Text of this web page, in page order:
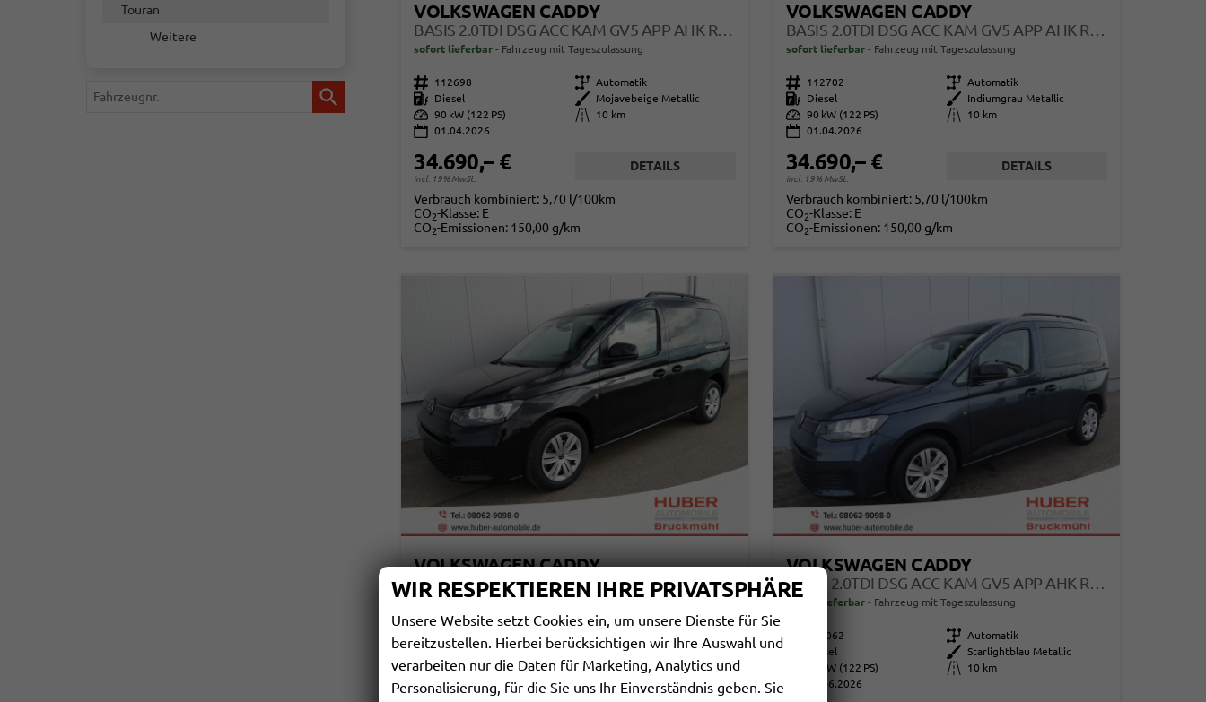
VOLKSWAGEN CADDY
BASIS 2.0TDI DSG ACC KAM GV5 APP AHK RELING
sofort lieferbar Fahrzeug mit Tageszulassung
Fahrzeugnr. 112698 Getriebe Automatik
Kraftstoff
Diesel Außenfarbe
Mojavebeige Metallic
Leistung 90 kW (122 PS) Kilometerstand
10 km
01.04.2026
34.690,– €
incl. 19% MwSt.
DETAILS
Verbrauch kombiniert: 5,70 l/100km
CO2-Klasse: E
CO2-Emissionen: 150,00 g/km
VOLKSWAGEN CADDY
BASIS 2.0TDI DSG ACC KAM GV5 APP AHK RELING
sofort lieferbar Fahrzeug mit Tageszulassung
Fahrzeugnr. 112702 Getriebe Automatik
Kraftstoff
Diesel Außenfarbe
Indiumgrau Metallic
Leistung 90 kW (122 PS) Kilometerstand
10 km
01.04.2026
34.690,– €
incl. 19% MwSt.
DETAILS
Verbrauch kombiniert: 5,70 l/100km
CO2-Klasse: E
CO2-Emissionen: 150,00 g/km
VOLKSWAGEN CADDY
BASIS 2.0TDI DSG ACC KAM GV5 APP AHK RELING
Fahrzeugnr. 114114 Getriebe
Automatik
Kraftstoff Diesel Außenfarbe Deep Black Perleffekt
Leistung 90 kW (122 PS) Kilometerstand 10 km
01.05.2026
VOLKSWAGEN CADDY
BASIS 2.0TDI DSG ACC KAM GV5 APP AHK RELING
sofort lieferbar Fahrzeug mit Tageszulassung
115062 Getriebe Automatik
Diesel Außenfarbe
Starlightblau Metallic
90 kW (122 PS) Kilometerstand
10 km
01.06.2026
Touran
Weitere
Fahrzeugnr.
WIR RESPEKTIEREN IHRE PRIVATSPHÄRE
Unsere Website setzt Cookies ein, um unsere Dienste für Sie
bereitzustellen. Hierbei berücksichtigen wir Ihre Auswahl und
verarbeiten nur die Daten für Marketing, Analytics und
Personalisierung, für die Sie uns Ihr Einverständnis geben. Sie